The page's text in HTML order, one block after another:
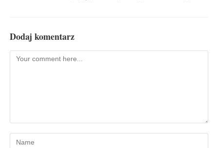
Dodaj komentarz